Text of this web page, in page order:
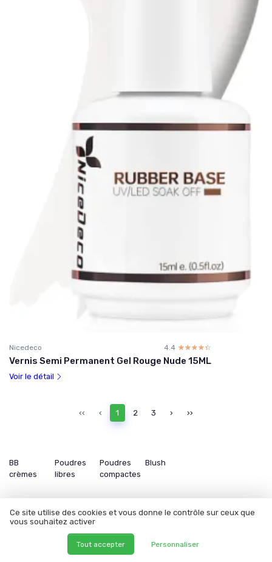
Nicedeco 4.4 ☆☆☆☆☆
★★★★★
Vernis Semi Permanent Gel Rouge Nude 15ML
Voir le détail
‹‹ ‹ 1 2 3 › ››
BB
crèmes
Poudres
libres
Poudres
compactes
Blush
Les articles par date
Ce site utilise des cookies et vous donne le contrôle sur ceux que
vous souhaitez activer
Tout accepter Personnaliser